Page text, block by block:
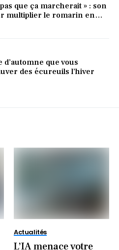
que ça marcherait » : son
multiplier le romarin en
d’automne que vous
des écureuils l’hiver
Actualités
L’IA menace votre